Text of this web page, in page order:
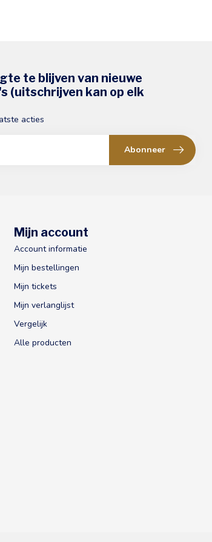
te blijven van nieuwe
(uitschrijven kan op elk
acties
Abonneer
Mijn account
Account informatie
Mijn bestellingen
Mijn tickets
Mijn verlanglijst
Vergelijk
Alle producten